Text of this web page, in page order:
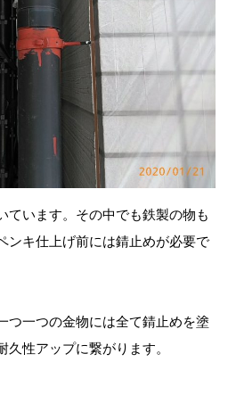
ています。その中でも鉄製の物も
ンキ仕上げ前には錆止めが必要で
つ一つの金物には全て錆止めを塗
性アップに繋がります。